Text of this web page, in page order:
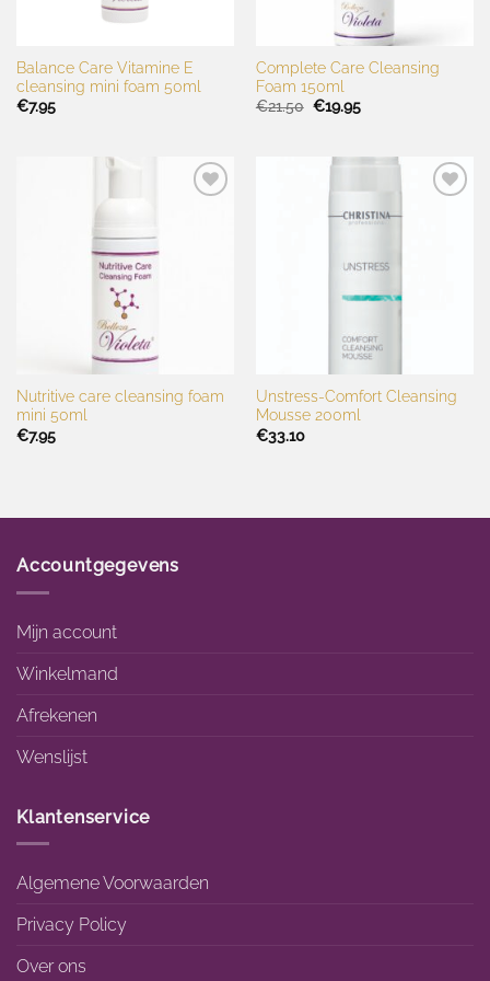
Balance Care Vitamine E
cleansing mini foam 50ml
€7.95
Complete Care Cleansing
Foam 150ml
€21.50 Oorspronkelijke
prijs
€19.95Huidige
prijs
Nutritive care cleansing foam
mini 50ml
€7.95
Unstress-Comfort Cleansing
Mousse 200ml
€33.10
Accountgegevens
Mijn account
Winkelmand
Afrekenen
Wenslijst
Klantenservice
Algemene Voorwaarden
Privacy Policy
Over ons